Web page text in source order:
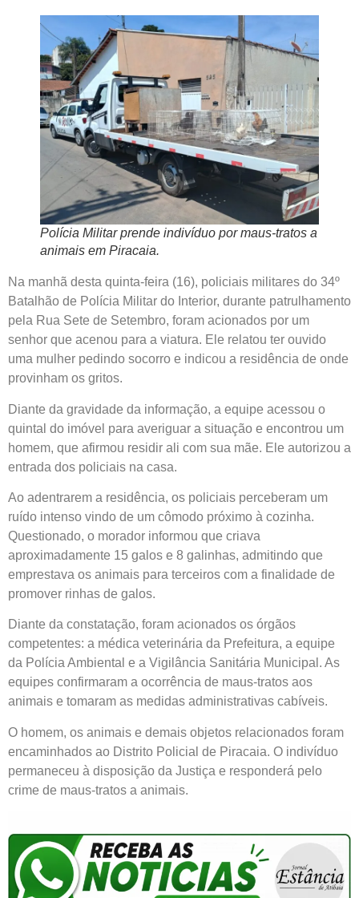
Polícia Militar prende indivíduo por maus-tratos a
animais em Piracaia.
Na manhã desta quinta-feira (16), policiais militares do 34º
Batalhão de Polícia Militar do Interior, durante patrulhamento
pela Rua Sete de Setembro, foram acionados por um
senhor que acenou para a viatura. Ele relatou ter ouvido
uma mulher pedindo socorro e indicou a residência de onde
provinham os gritos.
Diante da gravidade da informação, a equipe acessou o
quintal do imóvel para averiguar a situação e encontrou um
homem, que afirmou residir ali com sua mãe. Ele autorizou a
entrada dos policiais na casa.
Ao adentrarem a residência, os policiais perceberam um
ruído intenso vindo de um cômodo próximo à cozinha.
Questionado, o morador informou que criava
aproximadamente 15 galos e 8 galinhas, admitindo que
emprestava os animais para terceiros com a finalidade de
promover rinhas de galos.
Diante da constatação, foram acionados os órgãos
competentes: a médica veterinária da Prefeitura, a equipe
da Polícia Ambiental e a Vigilância Sanitária Municipal. As
equipes confirmaram a ocorrência de maus-tratos aos
animais e tomaram as medidas administrativas cabíveis.
O homem, os animais e demais objetos relacionados foram
encaminhados ao Distrito Policial de Piracaia. O indivíduo
permaneceu à disposição da Justiça e responderá pelo
crime de maus-tratos a animais.